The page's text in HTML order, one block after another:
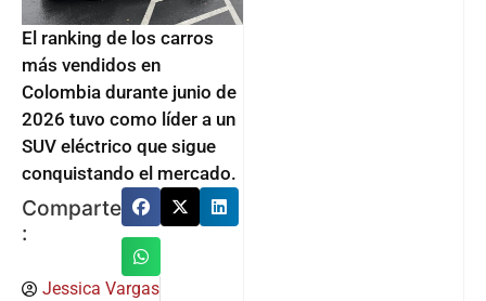
El ranking de los carros
más vendidos en
Colombia durante junio de
2026 tuvo como líder a un
SUV eléctrico que sigue
conquistando el mercado.
Comparte
:
Jessica Vargas